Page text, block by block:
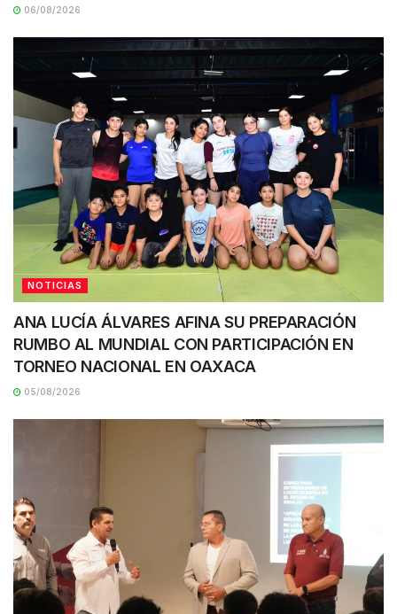
06/08/2026
NOTICIAS
ANA LUCÍA ÁLVARES AFINA SU PREPARACIÓN
RUMBO AL MUNDIAL CON PARTICIPACIÓN EN
TORNEO NACIONAL EN OAXACA
05/08/2026